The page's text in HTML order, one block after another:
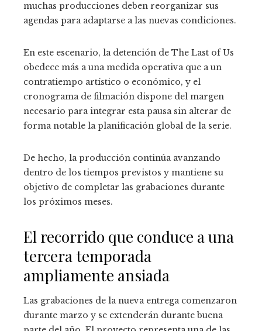
muchas producciones deben reorganizar sus
agendas para adaptarse a las nuevas condiciones.
En este escenario, la detención de The Last of Us
obedece más a una medida operativa que a un
contratiempo artístico o económico, y el
cronograma de filmación dispone del margen
necesario para integrar esta pausa sin alterar de
forma notable la planificación global de la serie.
De hecho, la producción continúa avanzando
dentro de los tiempos previstos y mantiene su
objetivo de completar las grabaciones durante
los próximos meses.
El recorrido que conduce a una
tercera temporada
ampliamente ansiada
Las grabaciones de la nueva entrega comenzaron
durante marzo y se extenderán durante buena